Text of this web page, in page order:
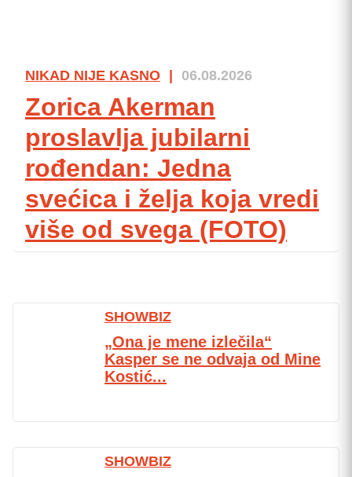
NIKAD NIJE KASNO 06.08.2026
Zorica Akerman
proslavlja jubilarni
rođendan: Jedna
svećica i želja koja vredi
više od svega (FOTO)
SHOWBIZ
„Ona je mene izlečila“
Kasper se ne odvaja od Mine
Kostić...
SHOWBIZ